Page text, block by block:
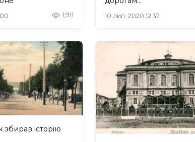
1,911 10 лип. 2020 12:32
історію